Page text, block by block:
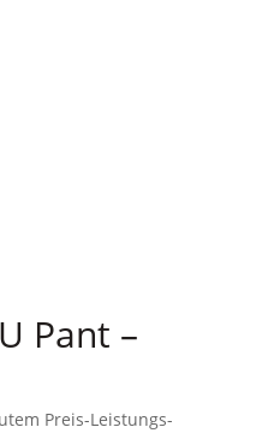
Pant –
Preis-Leistungs-